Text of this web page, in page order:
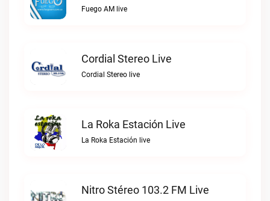
Fuego AM live
Cordial Stereo Live
Cordial Stereo live
La Roka Estación Live
La Roka Estación live
Nitro Stéreo 103.2 FM Live